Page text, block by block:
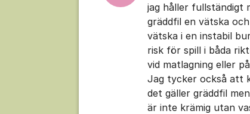
jag håller fullständigt
gräddfil en vätska
vätska i en instabil
risk för spill i båda
vid matlagning eller
Jag tycker också att
det gäller gräddfil
är inte krämig utan